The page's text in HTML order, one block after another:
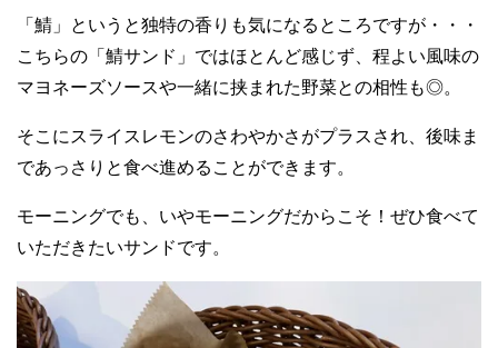
「鯖」というと独特の香りも気になるところですが・・・
こちらの「鯖サンド」ではほとんど感じず、程よい風味の
マヨネーズソースや一緒に挟まれた野菜との相性も◎。
そこにスライスレモンのさわやかさがプラスされ、後味ま
であっさりと食べ進めることができます。
モーニングでも、いやモーニングだからこそ！ぜひ食べて
いただきたいサンドです。